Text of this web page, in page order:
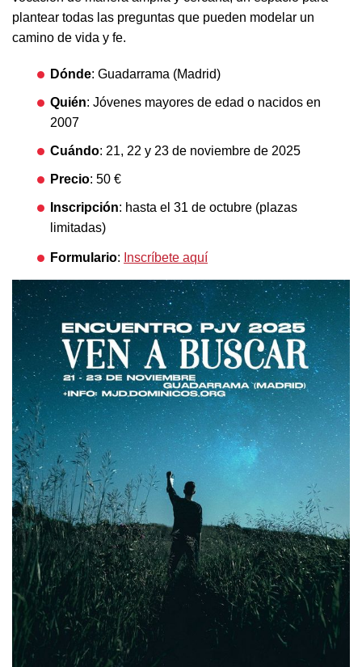
plantear todas las preguntas que pueden modelar un
camino de vida y fe.
Dónde: Guadarrama (Madrid)
Quién: Jóvenes mayores de edad o nacidos en
2007
Cuándo: 21, 22 y 23 de noviembre de 2025
Precio: 50 €
Inscripción: hasta el 31 de octubre (plazas
limitadas)
Formulario: Inscríbete aquí